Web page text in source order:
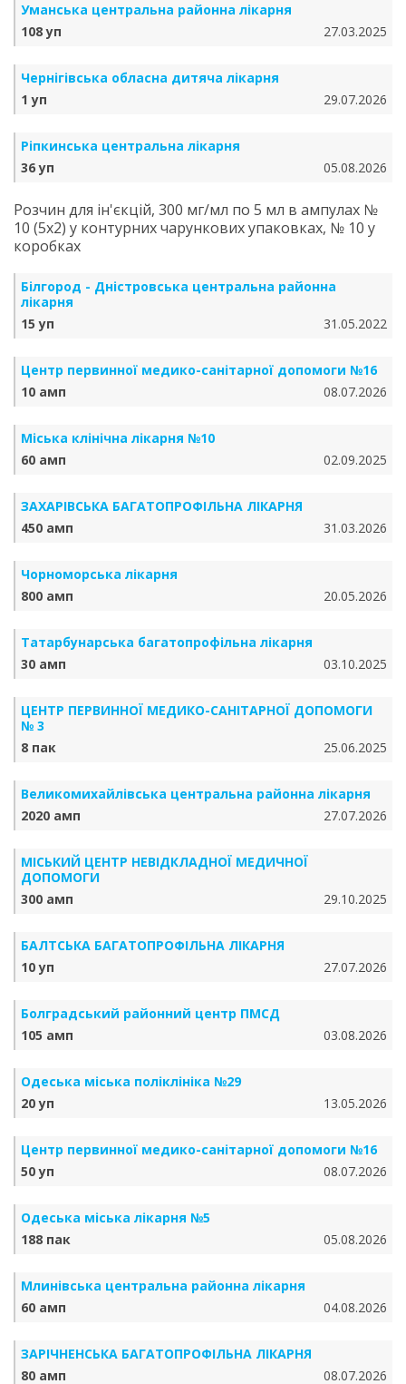
Уманська центральна районна лікарня
108 уп
27.03.2025
Чернігівська обласна дитяча лікарня
1 уп
29.07.2026
Ріпкинська центральна лікарня
36 уп
05.08.2026
Розчин для ін'єкцій, 300 мг/мл по 5 мл в ампулах №
10 (5х2) у контурних чарункових упаковках, № 10 у
коробках
Білгород - Дністровська центральна районна
лікарня
15 уп
31.05.2022
Центр первинної медико-санітарної допомоги №16
10 амп
08.07.2026
Міська клінічна лікарня №10
60 амп
02.09.2025
ЗАХАРІВСЬКА БАГАТОПРОФІЛЬНА ЛІКАРНЯ
450 амп
31.03.2026
Чорноморська лікарня
800 амп
20.05.2026
Татарбунарська багатопрофільна лікарня
30 амп
03.10.2025
ЦЕНТР ПЕРВИННОЇ МЕДИКО-САНІТАРНОЇ ДОПОМОГИ
№ 3
8 пак
25.06.2025
Великомихайлівська центральна районна лікарня
2020 амп
27.07.2026
МІСЬКИЙ ЦЕНТР НЕВІДКЛАДНОЇ МЕДИЧНОЇ
ДОПОМОГИ
300 амп
29.10.2025
БАЛТСЬКА БАГАТОПРОФІЛЬНА ЛІКАРНЯ
10 уп
27.07.2026
Болградський районний центр ПМСД
105 амп
03.08.2026
Одеська міська поліклініка №29
20 уп
13.05.2026
Центр первинної медико-санітарної допомоги №16
50 уп
08.07.2026
Одеська міська лікарня №5
188 пак
05.08.2026
Млинівська центральна районна лікарня
60 амп
04.08.2026
ЗАРІЧНЕНСЬКА БА­ГА­ТО­ПРО­ФІЛЬ­НА ЛІКАРНЯ
80 амп
08.07.2026